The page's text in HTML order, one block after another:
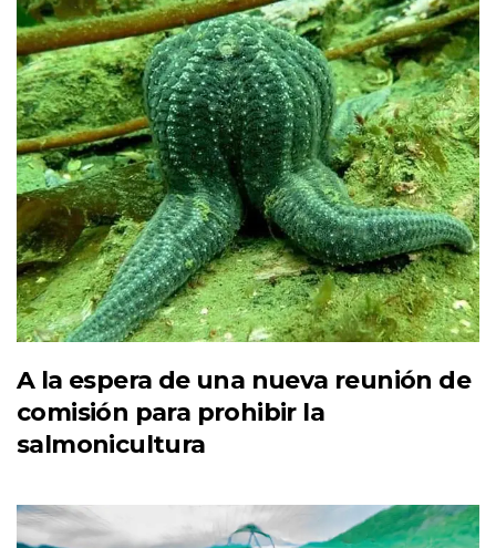
A la espera de una nueva reunión de
comisión para prohibir la
salmonicultura